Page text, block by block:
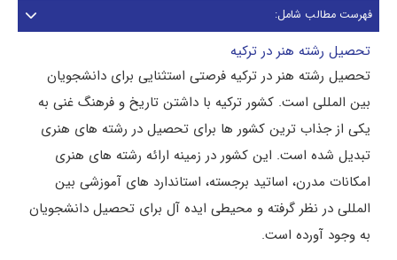
فهرست مطالب شامل:
تحصیل رشته هنر در ترکیه
تحصیل رشته هنر در ترکیه فرصتی استثنایی برای دانشجویان
بین المللی است. کشور ترکیه با داشتن تاریخ و فرهنگ غنی به
یکی از جذاب ترین کشور ها برای تحصیل در رشته های هنری
تبدیل شده است. این کشور در زمینه ارائه رشته های هنری
امکانات مدرن، اساتید برجسته، استاندارد های آموزشی بین
المللی در نظر گرفته و محیطی ایده آل برای تحصیل دانشجویان
به وجود آورده است.